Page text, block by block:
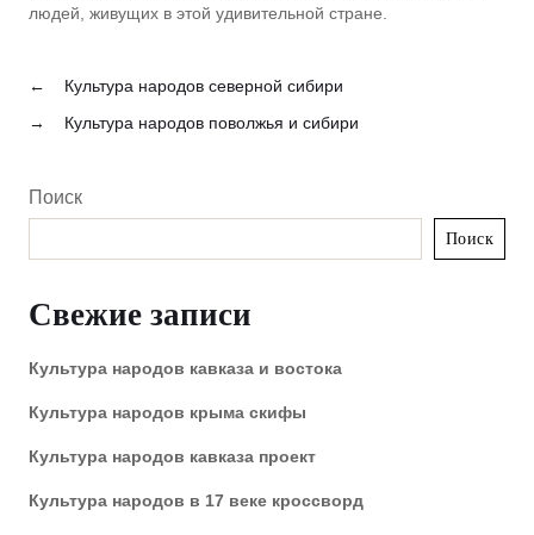
людей, живущих в этой удивительной стране.
←
Культура народов северной сибири
→
Культура народов поволжья и сибири
Поиск
Поиск
Свежие записи
Культура народов кавказа и востока
Культура народов крыма скифы
Культура народов кавказа проект
Культура народов в 17 веке кроссворд